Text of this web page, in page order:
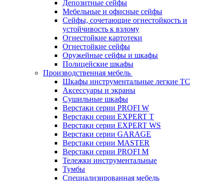
Депозитные сейфы
Мебельные и офисные сейфы
Сейфы, сочетающие огнестойкость и
устойчивость к взлому
Огнестойкие картотеки
Огнестойкие сейфы
Оружейные сейфы и шкафы
Полицейские шкафы
Производственная мебель
Шкафы инструментальные легкие ТС
Аксессуары и экраны
Cушильные шкафы
Верстаки серии PROFI W
Верстаки серии EXPERT T
Верстаки серии EXPERT WS
Верстаки серии GARAGE
Верстаки серии MASTER
Верстаки серии PROFI M
Тележки инструментальные
Тумбы
Cпециализированная мебель